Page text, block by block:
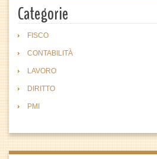
Categorie
FISCO
CONTABILITÀ
LAVORO
DIRITTO
PMI